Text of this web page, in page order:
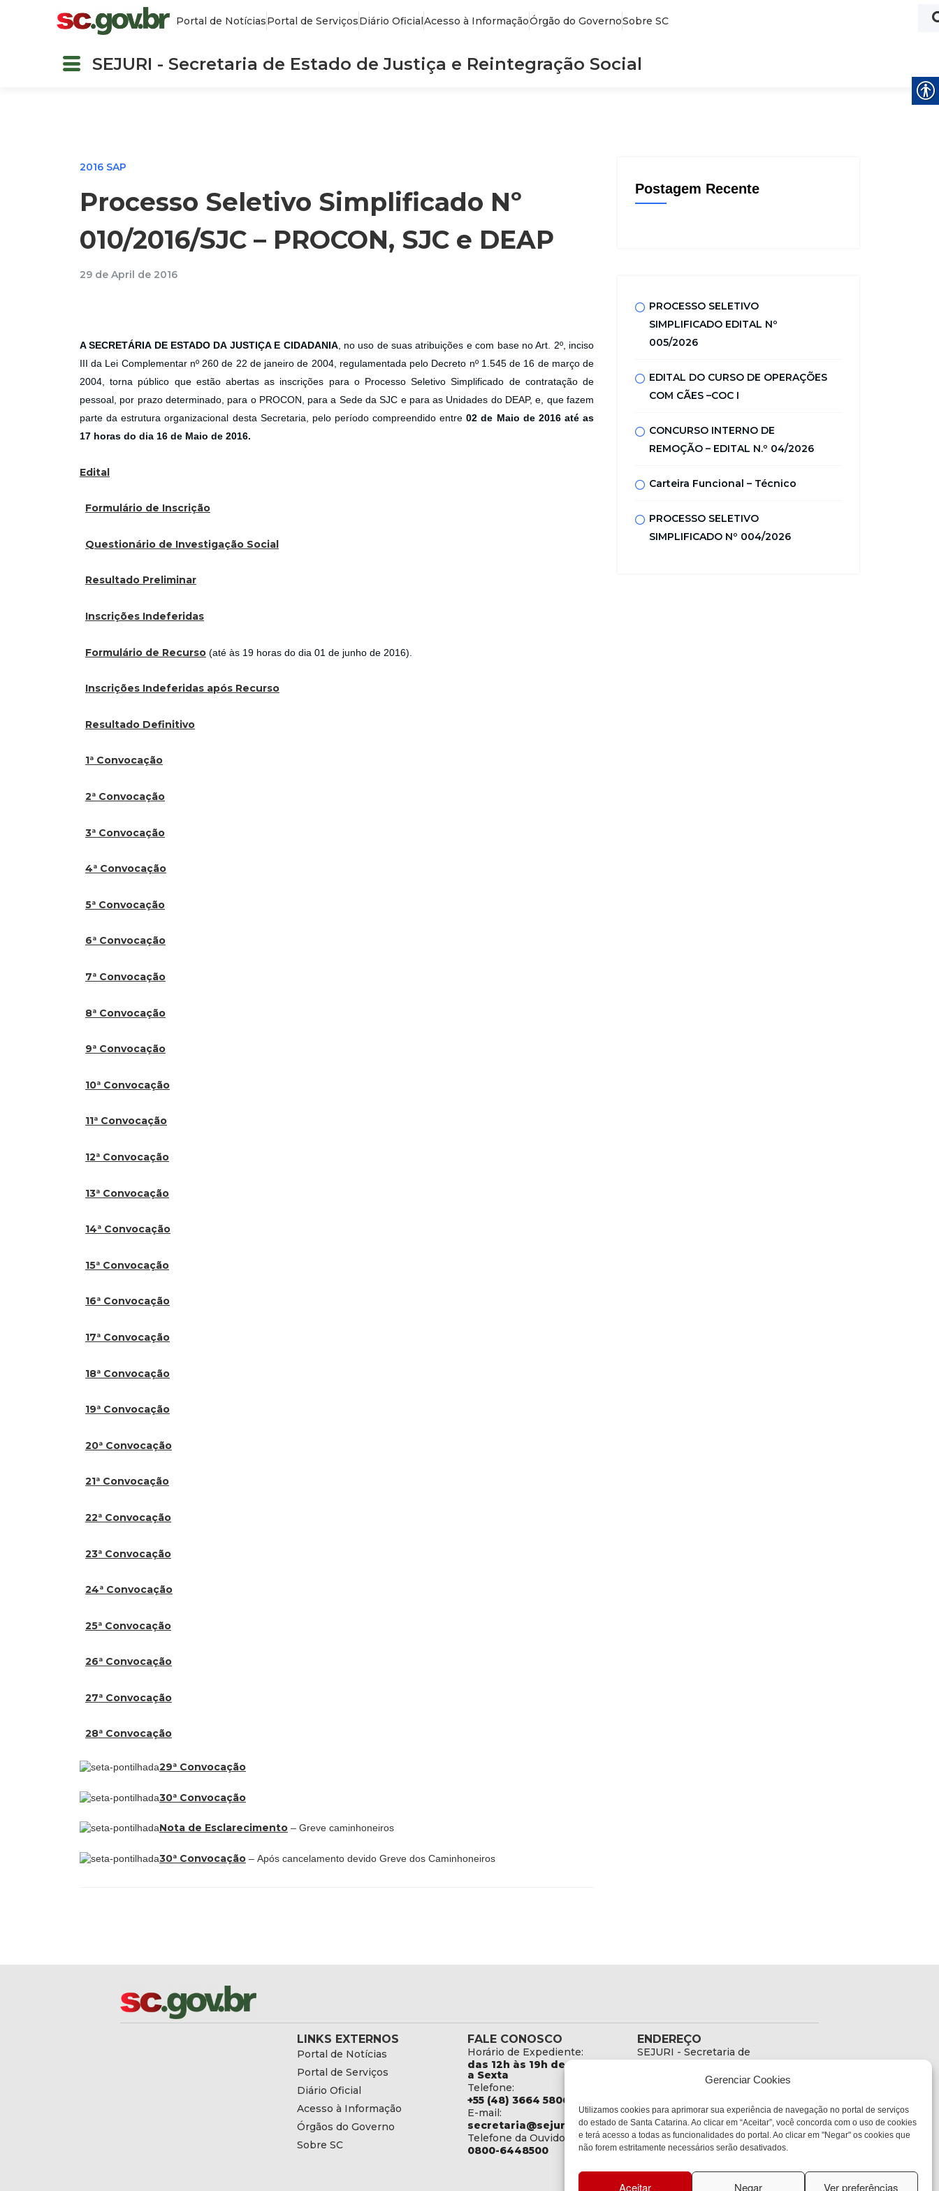
Gerenciar Cookies
Utilizamos cookies para aprimorar sua experiência de navegação no portal de serviços
do estado de Santa Catarina. Ao clicar em “Aceitar”, você concorda com o uso de cookies
e terá acesso a todas as funcionalidades do portal. Ao clicar em "Negar" os cookies que
não forem estritamente necessários serão desativados.
Aceitar Negar Ver preferências
Portal de NotíciasPortal de ServiçosDiário OficialAcesso à InformaçãoÓrgão do GovernoSobre SC
SEJURI - Secretaria de Estado de Justiça e Reintegração Social
2016 SAP
Processo Seletivo Simplificado Nº
010/2016/SJC – PROCON, SJC e DEAP
29 de April de 2016
A SECRETÁRIA DE ESTADO DA JUSTIÇA E CIDADANIA, no uso de suas atribuições e com base no Art. 2º, inciso
III da Lei Complementar nº 260 de 22 de janeiro de 2004, regulamentada pelo Decreto nº 1.545 de 16 de março de
2004, torna público que estão abertas as inscrições para o Processo Seletivo Simplificado de contratação de
pessoal, por prazo determinado, para o PROCON, para a Sede da SJC e para as Unidades do DEAP, e, que fazem
parte da estrutura organizacional desta Secretaria, pelo período compreendido entre02 de Maio de 2016 até as
17 horas do dia 16 de Maio de 2016.
Edital
Formulário de Inscrição
Questionário de Investigação Social
Resultado Preliminar
Inscrições Indeferidas
Formulário de Recurso (até às 19 horas do dia 01 de junho de 2016).
Inscrições Indeferidas após Recurso
Resultado Definitivo
1ª Convocação
2ª Convocação
3ª Convocação
4ª Convocação
5ª Convocação
6ª Convocação
7ª Convocação
8ª Convocação
9ª Convocação
10ª Convocação
11ª Convocação
12ª Convocação
13ª Convocação
14ª Convocação
15ª Convocação
16ª Convocação
17ª Convocação
18ª Convocação
19ª Convocação
20ª Convocação
21ª Convocação
22ª Convocação
23ª Convocação
24ª Convocação
25ª Convocação
26ª Convocação
27ª Convocação
28ª Convocação
29ª Convocação
30ª Convocação
Nota de Esclarecimento – Greve caminhoneiros
30ª Convocação – Após cancelamento devido Greve dos Caminhoneiros
Postagem Recente
PROCESSO SELETIVO
SIMPLIFICADO EDITAL Nº
005/2026
EDITAL DO CURSO DE OPERAÇÕES
COM CÃES –COC I
CONCURSO INTERNO DE
REMOÇÃO – EDITAL N.º 04/2026
Carteira Funcional – Técnico
PROCESSO SELETIVO
SIMPLIFICADO Nº 004/2026
LINKS EXTERNOS
Portal de Notícias
Portal de Serviços
Diário Oficial
Acesso à Informação
Órgãos do Governo
Sobre SC
FALE CONOSCO
Horário de Expediente:
das 12h às 19h de Segunda
a Sexta
Telefone:
+55 (48) 3664 5806
E-mail:
secretaria@sejuri.sc.gov.br
Telefone da Ouvidoria:
0800-6448500
ENDEREÇO
SEJURI - Secretaria de
Reintegração Social
Rua Fúlvio Aducci, 1214 -
Loja 06
Bairro:
Estreito - Florianópolis -
SC
88075-000